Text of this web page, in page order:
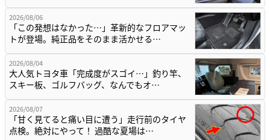
2026/08/06
「この発想はなかった…」革新的なフロアマッ
トが登場。純正品をそのまま活かせる…
2026/08/04
大人気トヨタ車「完成度がスゴイ…」釣り竿、
スキー板、ゴルフバッグ、なんでもオ…
2026/08/07
「甘く見てると痛い目に遭う」走行前のタイヤ
点検。絶対にやって！ 過酷な夏場は…